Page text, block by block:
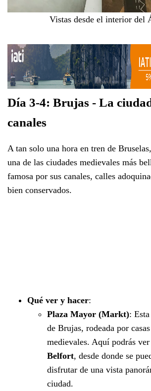
Vistas desde el interior del
Día 3-4: Brujas - La
canales
A tan solo una hora en tren de
una de las ciudades medievales más
famosa por sus canales, calles
bien conservados.
Qué ver y hacer:
Plaza Mayor (Markt):
de Brujas, rodeada por
medievales. Aquí podrás
Belfort, desde donde se
disfrutar de una vista
ciudad.